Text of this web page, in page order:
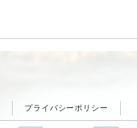
プライバシーポリシー